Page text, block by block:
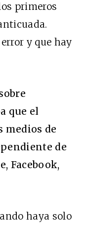
primeros
y que hay
que el
medios de
de
Facebook,
haya solo